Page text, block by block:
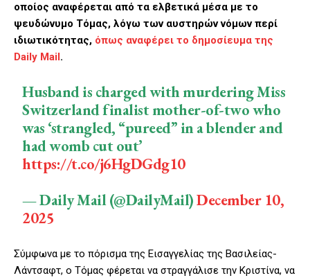
οποίος αναφέρεται από τα ελβετικά μέσα με το
ψευδώνυμο Τόμας, λόγω των αυστηρών νόμων περί
ιδιωτικότητας, όπως αναφέρει το δημοσίευμα της
Daily Mail .
Husband is charged with murdering Miss
Switzerland finalist mother-of-two who
was ‘strangled, “pureed” in a blender and
had womb cut out’
https://t.co/j6HgDGdg10
— Daily Mail (@DailyMail)December 10,
2025
Σύμφωνα με το πόρισμα της Εισαγγελίας της Βασιλείας-
Λάντσαφτ, ο Τόμας φέρεται να στραγγάλισε την Κριστίνα, να